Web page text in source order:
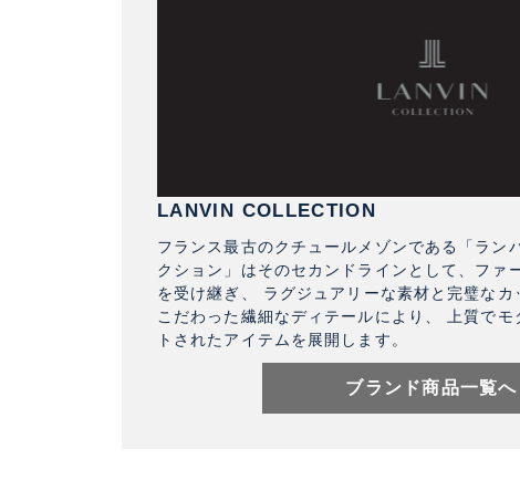
LANVIN COLLECTION
フランス最古のクチュールメゾンである「ラン
クション」はそのセカンドラインとして、ファ
を受け継ぎ、 ラグジュアリーな素材と完璧な
こだわった繊細なディテールにより、 上質で
トされたアイテムを展開します。
ブランド商品一覧へ